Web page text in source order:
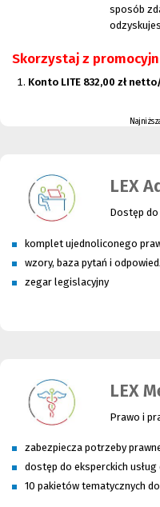
sposób
Skorzystaj z
Konto LITE 832,00 zł
LEX
Dostęp
komplet ujednoliconego
wzory, baza pytań i
zegar legislacyjny
LEX
Prawo i
zabezpiecza potrzeby
dostęp do eksperckich usług
10 pakietów tematycznych